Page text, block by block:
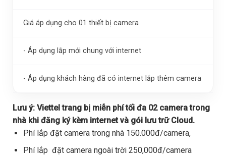
Giá áp dụng cho 01 thiết bị camera
- Áp dụng lắp mới chung với internet
- Áp dụng khách hàng đã có internet lắp thêm camera
Lưu ý: Viettel trang bị miễn phí tối đa 02 camera trong
nhà khi đăng ký kèm internet và gói lưu trữ Cloud.
Phí lắp đặt camera trong nhà 150.000đ/camera,
Phí lắp đặt camera ngoài trời 250,000đ/camera